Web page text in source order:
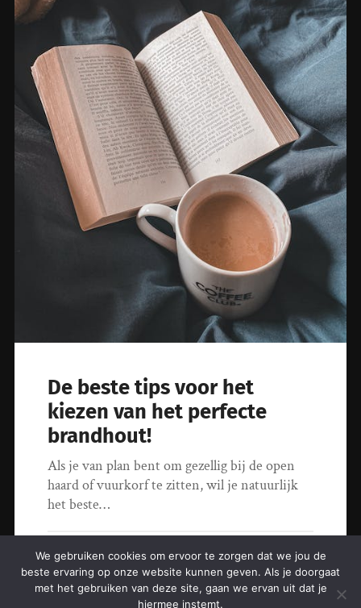
De beste tips voor het
kiezen van het perfecte
brandhout!
Als je van plan bent om gezellig bij de open
haard of vuurkorf te zitten, wil je natuurlijk
het beste…
2 June 2023
We gebruiken cookies om ervoor te zorgen dat we jou de
beste ervaring op onze website kunnen geven. Als je doorgaat
met het gebruiken van deze site, gaan we ervan uit dat je
hiermee instemt.